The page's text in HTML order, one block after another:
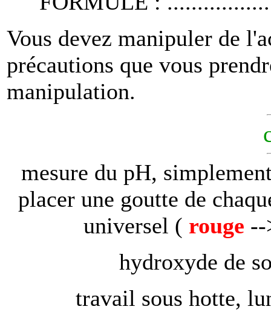
Vous devez manipuler de
précautions que vous
manipulation.
mesure du pH,
placer une goutte de
universel ( rouge --
hydroxyde de
travail sous hotte,